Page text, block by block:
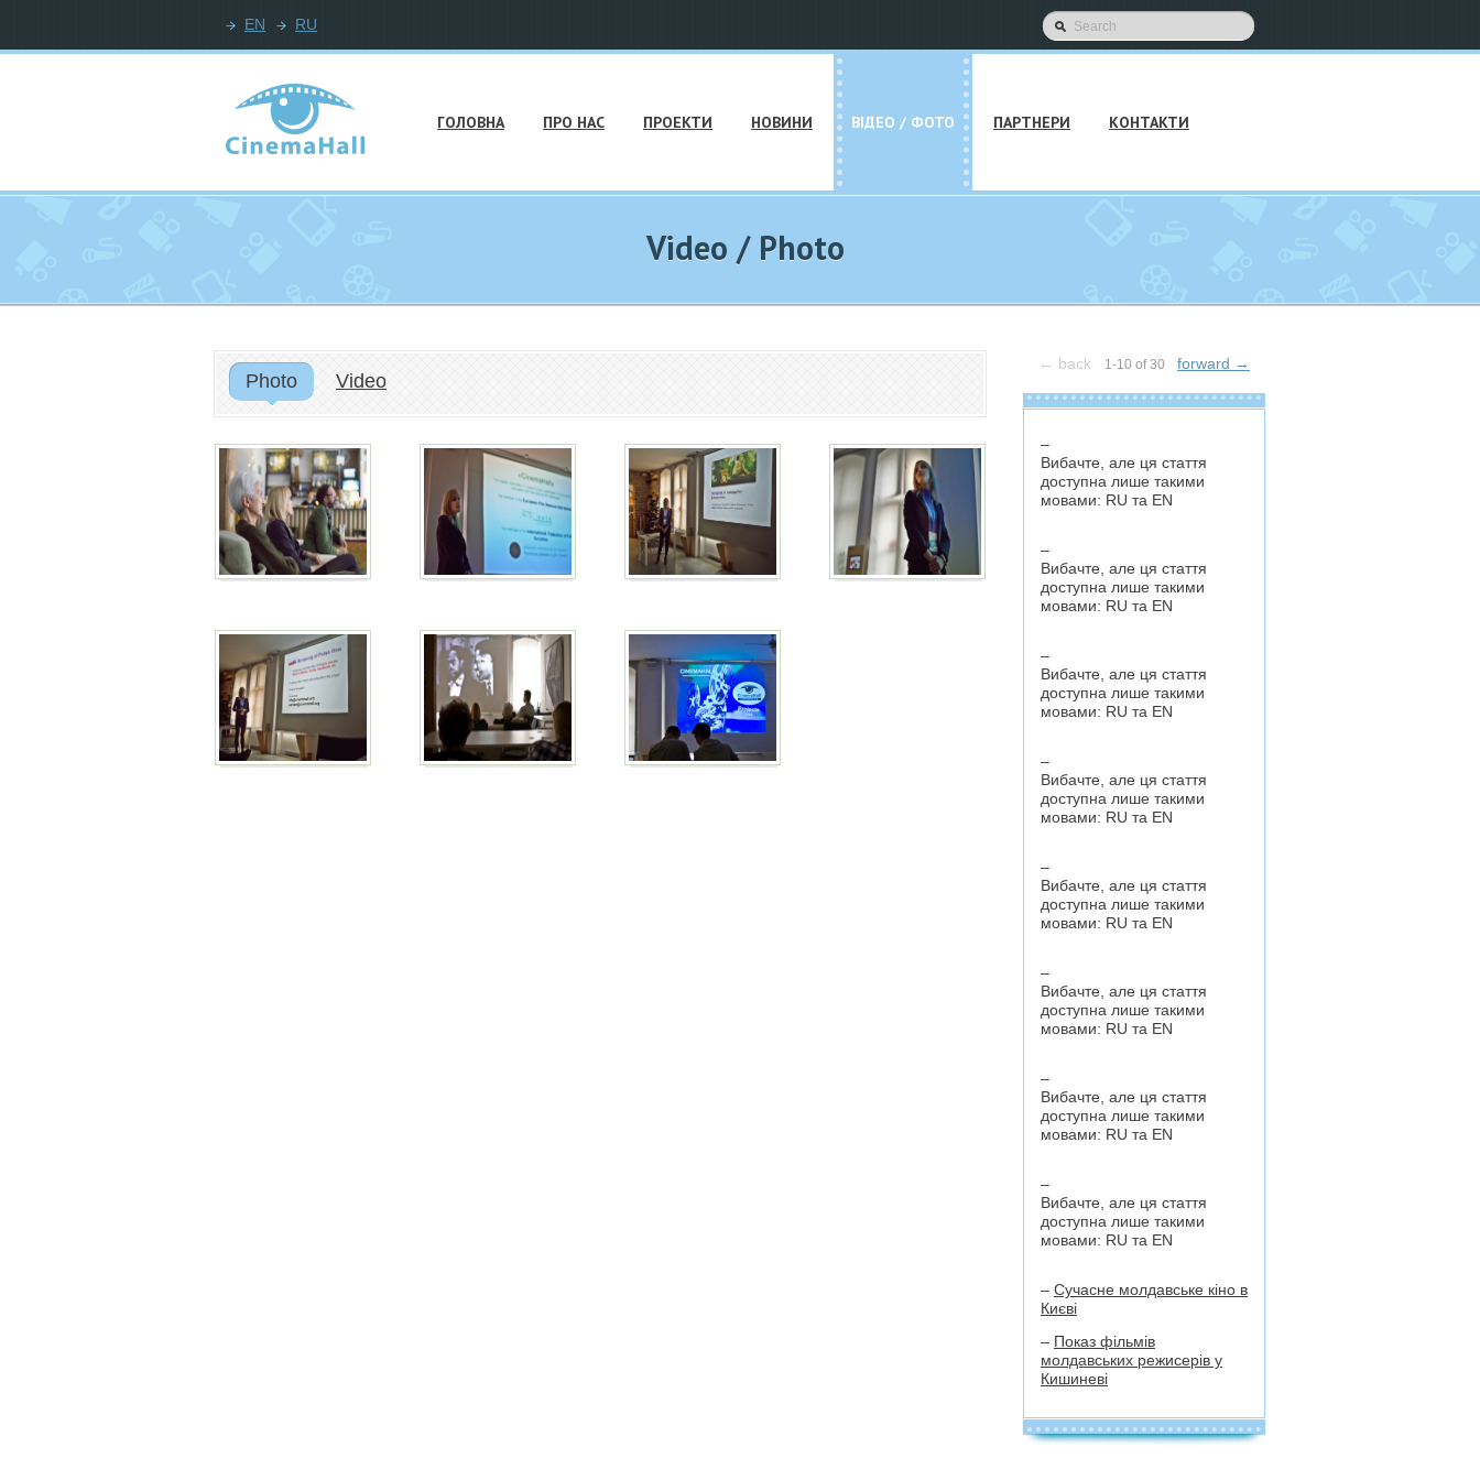
EN RU
ГОЛОВНА ПРО НАС ПРОЕКТИ НОВИНИ ВІДЕО / ФОТО ПАРТНЕРИ КОНТАКТИ
Video / Photo
Photo Video
← back 1-10 of 30 forward →
–
Вибачте, але ця стаття
доступна лише такими
мовами: RU та EN
–
Вибачте, але ця стаття
доступна лише такими
мовами: RU та EN
–
Вибачте, але ця стаття
доступна лише такими
мовами: RU та EN
–
Вибачте, але ця стаття
доступна лише такими
мовами: RU та EN
–
Вибачте, але ця стаття
доступна лише такими
мовами: RU та EN
–
Вибачте, але ця стаття
доступна лише такими
мовами: RU та EN
–
Вибачте, але ця стаття
доступна лише такими
мовами: RU та EN
–
Вибачте, але ця стаття
доступна лише такими
мовами: RU та EN
– Сучасне молдавське кіно в
Києві
– Показ фільмів
молдавських режисерів у
Кишиневі